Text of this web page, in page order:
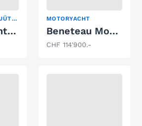
FISCHERBOOT, KAJÜTBOOT
Beneteau Antares 7 OB
MOTORYACHT
Beneteau Montecarlo 37
CHF 114'900.-